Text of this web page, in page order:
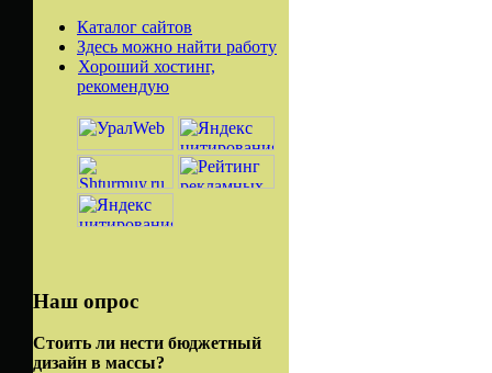
Каталог сайтов
Здесь можно найти работу
Хороший хостинг,
рекомендую
Наш опрос
Стоить ли нести бюджетный
дизайн в массы?